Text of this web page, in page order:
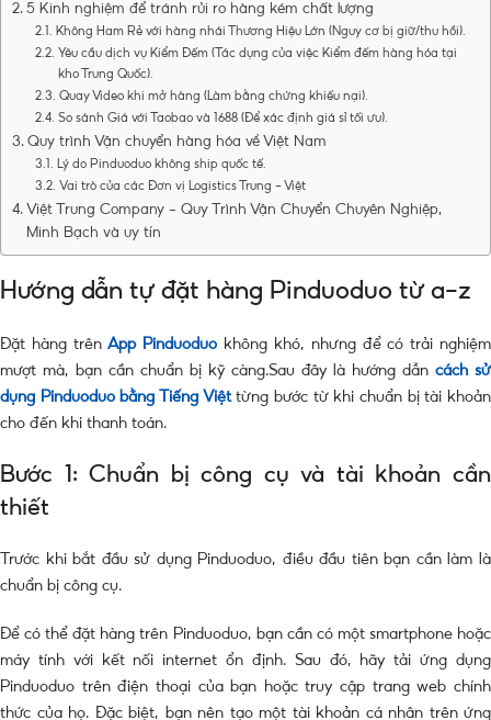
5 Kinh nghiệm để tránh rủi ro hàng kém chất lượng
Không Ham Rẻ với hàng nhái Thương Hiệu Lớn (Nguy cơ bị giữ/thu hồi).
Yêu cầu dịch vụ Kiểm Đếm (Tác dụng của việc Kiểm đếm hàng hóa tại
kho Trung Quốc).
Quay Video khi mở hàng (Làm bằng chứng khiếu nại).
So sánh Giá với Taobao và 1688 (Để xác định giá sỉ tối ưu).
Quy trình Vận chuyển hàng hóa về Việt Nam
Lý do Pinduoduo không ship quốc tế.
Vai trò của các Đơn vị Logistics Trung – Việt
Việt Trung Company – Quy Trình Vận Chuyển Chuyên Nghiệp,
Minh Bạch và uy tín
Hướng dẫn tự đặt hàng Pinduoduo từ a-z
Đặt hàng trên App Pinduoduo không khó, nhưng để có trải nghiệm
mượt mà, bạn cần chuẩn bị kỹ càng.Sau đây là hướng dẫn cách sử
dụng Pinduoduo bằng Tiếng Việttừng bước từ khi chuẩn bị tài khoản
cho đến khi thanh toán.
Bước 1: Chuẩn bị công cụ và tài khoản cần
thiết
Trước khi bắt đầu sử dụng Pinduoduo, điều đầu tiên bạn cần làm là
chuẩn bị công cụ.
Để có thể đặt hàng trên Pinduoduo, bạn cần có một smartphone hoặc
máy tính với kết nối internet ổn định. Sau đó, hãy tải ứng dụng
Pinduoduo trên điện thoại của bạn hoặc truy cập trang web chính
thức của họ. Đặc biệt, bạn nên tạo một tài khoản cá nhân trên ứng